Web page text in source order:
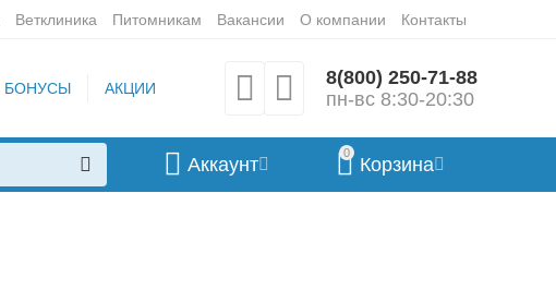
Ветклиника Питомникам Вакансии О компании Контакты
БОНУСЫ АКЦИИ
8(800) 250-71-88
пн-вс 8:30-20:30
0
Корзина
Аккаунт